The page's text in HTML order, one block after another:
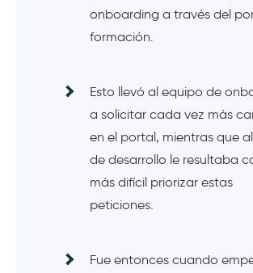
onboarding a través del
formación.
Esto llevó al equipo de
a solicitar cada vez más
en el portal, mientras que
de desarrollo le resultaba
más difícil priorizar estas
peticiones.
Fue entonces cuando